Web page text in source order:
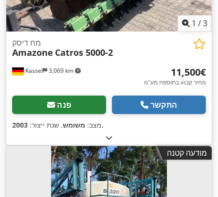
1 /3
Kassel 3,069 km
מח דיסק
Amazone Catros 5000-2
‏11,500 ‏€
מחיר קבוע בתוספת מע"מ
פנה התקשר
מצב: משומש, שנת ייצור: 2003 ,
מודעה קטנה